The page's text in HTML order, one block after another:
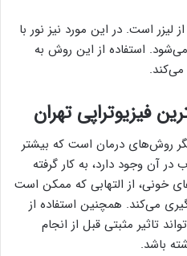
لیزر است. در این مورد نیز نور با
استفاده از این روش به
فیزیوتراپی تهران
روش‌های درمان است که بیشتر
آن وجود دارد، به کار گرفته
خونی، از التهابی که ممکن است
می‌کند. همچنین استفاده از
تاثیر مثبتی قبل از انجام
باشد.